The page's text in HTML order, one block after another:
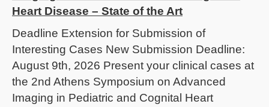
Heart Disease – State of the Art
Deadline Extension for Submission of
Interesting Cases New Submission Deadline:
August 9th, 2026 Present your clinical cases at
the 2nd Athens Symposium on Advanced
Imaging in Pediatric and Cognital Heart